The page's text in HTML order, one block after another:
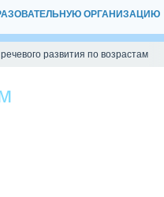
ОРГАНИЗАЦИЮ
развития по возрастам